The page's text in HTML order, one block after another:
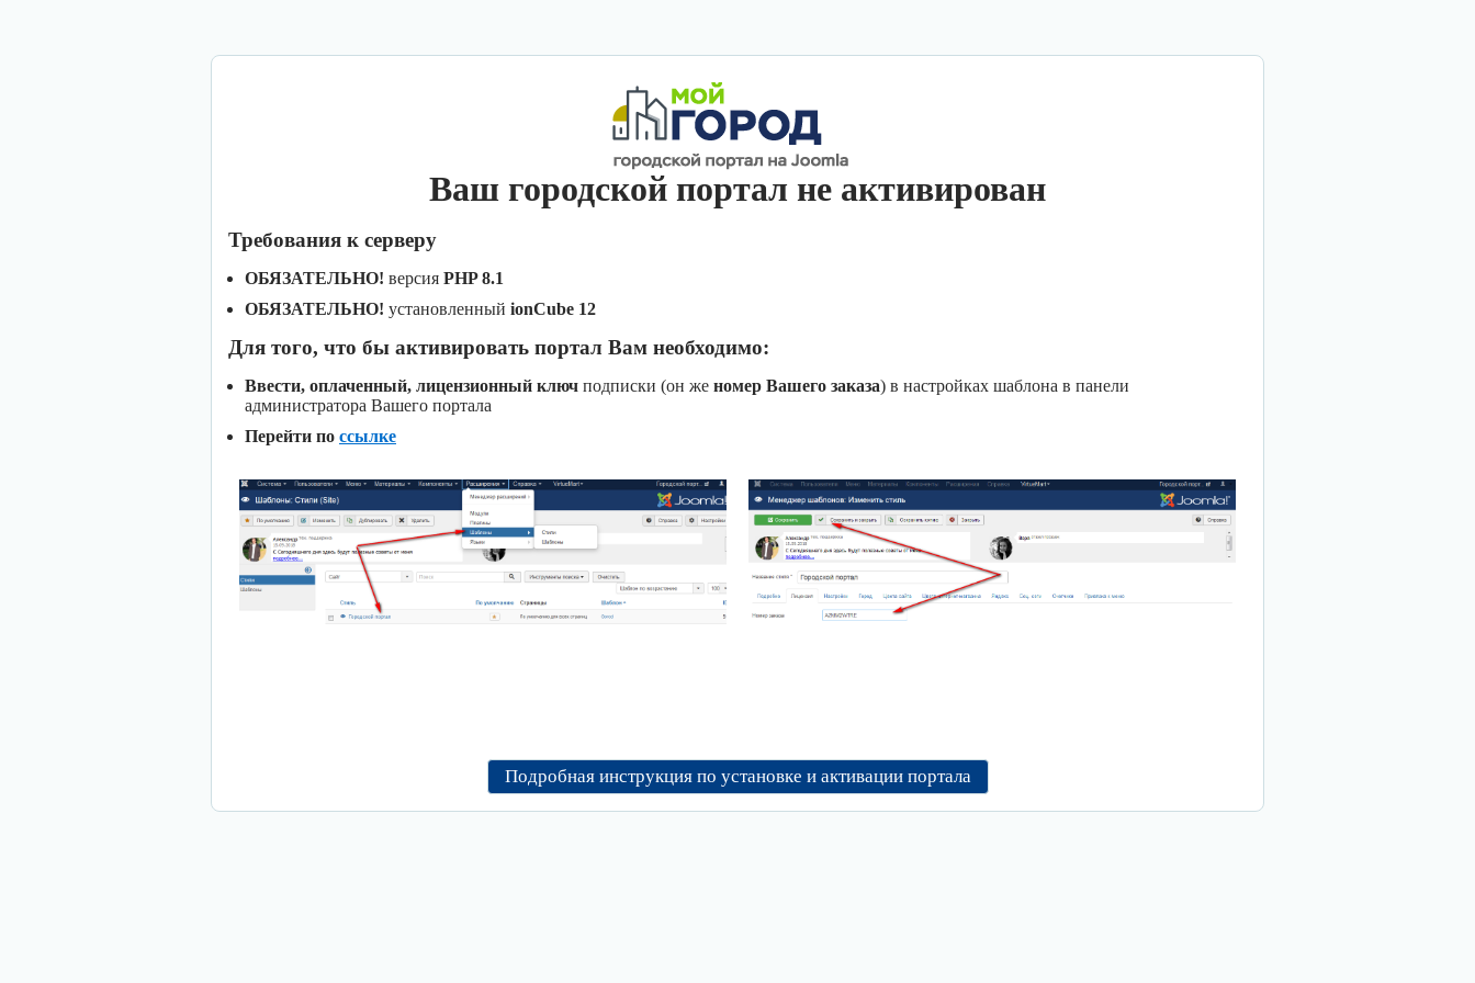
Ваш городской портал не активирован
Требования к серверу
ОБЯЗАТЕЛЬНО! версия PHP 8.1
ОБЯЗАТЕЛЬНО! установленный ionCube 12
Для того, что бы активировать портал Вам необходимо:
Ввести, оплаченный, лицензионный ключ подписки (он же номер Вашего заказа) в настройках шаблона в панели
администратора Вашего портала
Перейти по ссылке
Подробная инструкция по установке и активации портала